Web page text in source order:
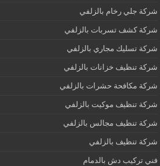
شركة جلي رخام بالزلفي
شركة كشف تسربات بالزلفي
شركة تسليك مجاري بالزلفي
شركة تنظيف خزانات بالزلفي
شركة مكافحة حشرات بالزلفي
شركة تنظيف موكيت بالزلفي
شركة تنظيف مجالس بالزلفي
شركة تنظيف بالزلفي
فني تركيب دش بالدمام